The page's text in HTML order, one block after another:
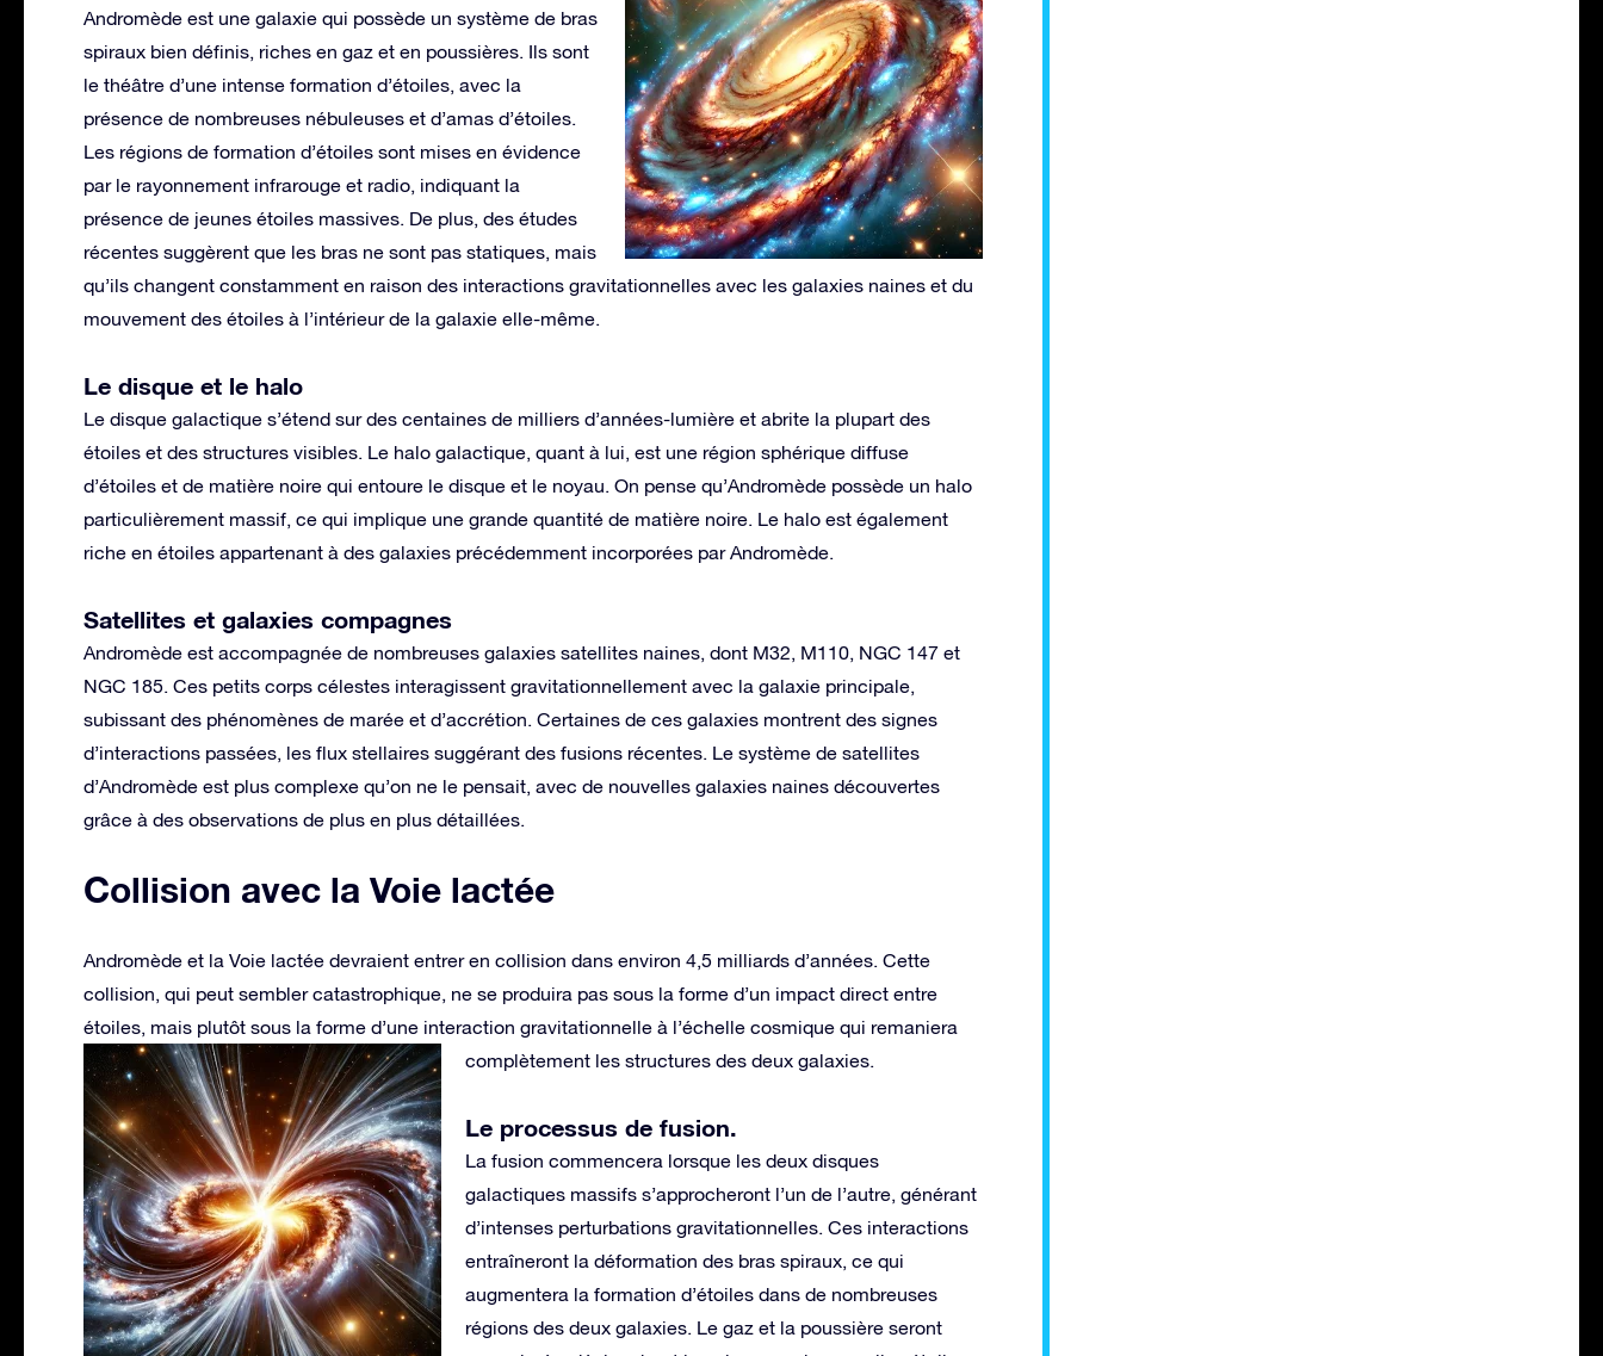
Andromède est une galaxie qui possède un système de bras
spiraux bien définis, riches en gaz et en poussières. Ils sont
le théâtre d’une intense formation d’étoiles, avec la
présence de nombreuses nébuleuses et d’amas d’étoiles.
Les régions de formation d’étoiles sont mises en évidence
par le rayonnement infrarouge et radio, indiquant la
présence de jeunes étoiles massives. De plus, des études
récentes suggèrent que les bras ne sont pas statiques, mais
qu’ils changent constamment en raison des interactions gravitationnelles avec les galaxies naines et du
mouvement des étoiles à l’intérieur de la galaxie elle-même.
Le disque et le halo
Le disque galactique s’étend sur des centaines de milliers d’années-lumière et abrite la plupart des
étoiles et des structures visibles. Le halo galactique, quant à lui, est une région sphérique diffuse
d’étoiles et de matière noire qui entoure le disque et le noyau. On pense qu’Andromède possède un halo
particulièrement massif, ce qui implique une grande quantité de matière noire. Le halo est également
riche en étoiles appartenant à des galaxies précédemment incorporées par Andromède.
Satellites et galaxies compagnes
Andromède est accompagnée de nombreuses galaxies satellites naines, dont M32, M110, NGC 147 et
NGC 185. Ces petits corps célestes interagissent gravitationnellement avec la galaxie principale,
subissant des phénomènes de marée et d’accrétion. Certaines de ces galaxies montrent des signes
d’interactions passées, les flux stellaires suggérant des fusions récentes. Le système de satellites
d’Andromède est plus complexe qu’on ne le pensait, avec de nouvelles galaxies naines découvertes
grâce à des observations de plus en plus détaillées.
Collision avec la Voie lactée
Andromède et la Voie lactée devraient entrer en collision dans environ 4,5 milliards d’années. Cette
collision, qui peut sembler catastrophique, ne se produira pas sous la forme d’un impact direct entre
étoiles, mais plutôt sous la forme d’une interaction gravitationnelle à l’échelle cosmique qui remaniera
complètement les structures des deux galaxies.
Le processus de fusion.
La fusion commencera lorsque les deux disques
galactiques massifs s’approcheront l’un de l’autre, générant
d’intenses perturbations gravitationnelles. Ces interactions
entraîneront la déformation des bras spiraux, ce qui
augmentera la formation d’étoiles dans de nombreuses
régions des deux galaxies. Le gaz et la poussière seront